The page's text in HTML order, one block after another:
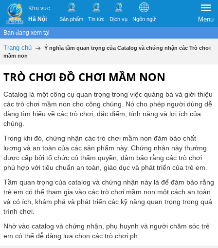
Khu vực
Hà Nội
Sản phẩm Tin tức Dịch vụ Ngôn ngữ Menu
Bạn đang xem tại
Trang chủ
Ý nghĩa tầm quan trọng của Catalog và chứng nhận các Trò chơi
mầm non
TRÒ CHƠI ĐỒ CHƠI MẦM NON
Catalog là một công cụ quan trọng trong việc quảng bá và giới thiệu
các trò chơi mầm non cho công chúng. Nó cho phép người dùng dễ
dàng tìm hiểu về các trò chơi, đặc điểm, tính năng và lợi ích của
chúng.
Trong khi đó, chứng nhận các trò chơi mầm non đảm bảo chất
lượng và an toàn của các sản phẩm này. Chứng nhận này thường
được cấp bởi tổ chức có thẩm quyền, đảm bảo rằng các trò chơi
phù hợp với tiêu chuẩn an toàn, giáo dục và phát triển của trẻ em.
Tầm quan trọng của catalog và chứng nhận này là để đảm bảo rằng
trẻ em có thể tham gia vào các trò chơi mầm non một cách an toàn
và có ích, khám phá và phát triển các kỹ năng quan trọng trong quá
trình chơi.
Nhờ vào catalog và chứng nhận, phụ huynh và người chăm sóc trẻ
em có thể dễ dàng lựa chọn các trò chơi ph